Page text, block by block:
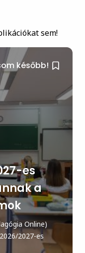
sem!
később!
es
a
Online)
2027-es